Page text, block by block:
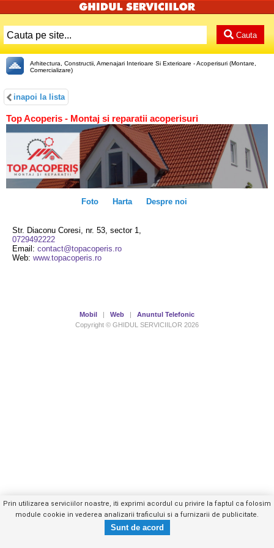
Cauta
Arhitectura, Constructii, Amenajari Interioare Si Exterioare - Acoperisuri (Montare,
Comercializare)
inapoi la lista
Top Acoperis - Montaj si reparatii acoperisuri
Foto Harta Despre noi
Str. Diaconu Coresi, nr. 53, sector 1,
0729492222
Email: contact@topacoperis.ro
Web: www.topacoperis.ro
Trimite mesaj privat
Mobil | Web | Anuntul Telefonic
Copyright © GHIDUL SERVICIILOR 2026
Prin utilizarea serviciilor noastre, iti exprimi acordul cu privire la faptul ca folosim
module cookie in vederea analizarii traficului si a furnizarii de publicitate.